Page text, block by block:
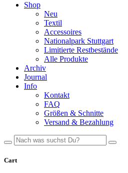
Shop
Neu
Textil
Accessoires
Nationalpark Stuttgart
Limitierte Restbestände
Alle Produkte
Archiv
Journal
Info
Kontakt
FAQ
Größen & Schnitte
Versand & Bezahlung
Cart